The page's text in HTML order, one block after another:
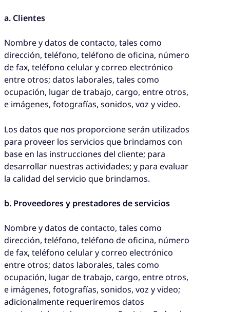
a. Clientes
Nombre y datos de contacto, tales como
dirección, teléfono, teléfono de oficina, número
de fax, teléfono celular y correo electrónico
entre otros; datos laborales, tales como
ocupación, lugar de trabajo, cargo, entre otros,
e imágenes, fotografías, sonidos, voz y video.
Los datos que nos proporcione serán utilizados
para proveer los servicios que brindamos con
base en las instrucciones del cliente; para
desarrollar nuestras actividades; y para evaluar
la calidad del servicio que brindamos.
b. Proveedores y prestadores de servicios
Nombre y datos de contacto, tales como
dirección, teléfono, teléfono de oficina, número
de fax, teléfono celular y correo electrónico
entre otros; datos laborales, tales como
ocupación, lugar de trabajo, cargo, entre otros,
e imágenes, fotografías, sonidos, voz y video;
adicionalmente requeriremos datos